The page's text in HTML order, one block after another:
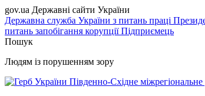
gov.ua Державні сайти України
Державна служба України з питань праці
питань запобігання корупціїПідприємець
Пошук
Людям із порушенням зору
Південно-Східне